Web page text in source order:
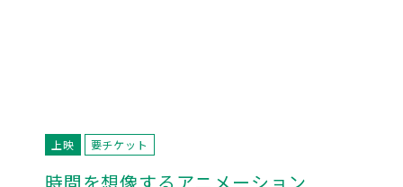
上映 要チケット